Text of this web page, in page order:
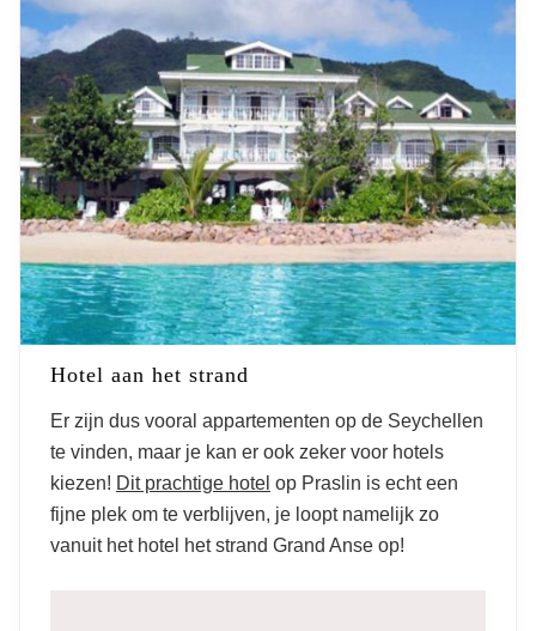
Hotel aan het strand
Er zijn dus vooral appartementen op de Seychellen
te vinden, maar je kan er ook zeker voor hotels
kiezen! Dit prachtige hotel op Praslin is echt een
fijne plek om te verblijven, je loopt namelijk zo
vanuit het hotel het strand Grand Anse op!